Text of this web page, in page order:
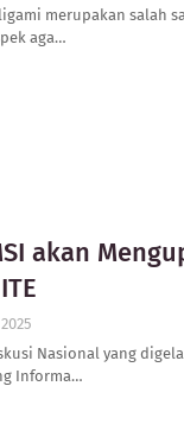
merupakan salah
aga…
akan
Nasional yang
Informa…